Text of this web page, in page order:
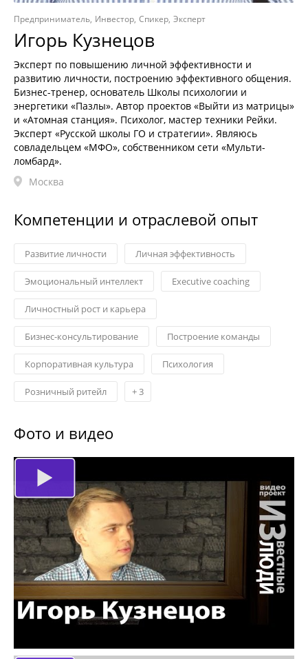
Предприниматель Инвестор Спикер Эксперт
Игорь Кузнецов
Эксперт по повышению личной эффективности и
развитию личности, построению эффективного общения.
Бизнес-тренер, основатель Школы психологии и
энергетики «Пазлы». Автор проектов «Выйти из матрицы»
и «Атомная станция». Психолог, мастер техники Рейки.
Эксперт «Русской школы ГО и стратегии». Являюсь
совладельцем «МФО», собственником сети «Мульти-
ломбард».
Москва
Компетенции и отраслевой опыт
Развитие личности Личная эффективность
Эмоциональный интеллект Еxecutive coaching
Личностный рост и карьера
Бизнес-консультирование Построение команды
Корпоративная культура Психология
Розничный ритейл +3
Фото и видео